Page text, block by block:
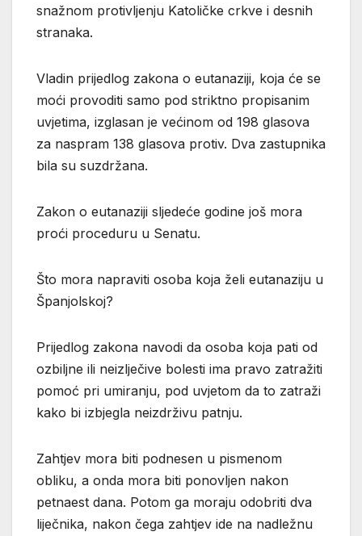
snažnom protivljenju Katoličke crkve i desnih
stranaka.
Vladin prijedlog zakona o eutanaziji, koja će se
moći provoditi samo pod striktno propisanim
uvjetima, izglasan je većinom od 198 glasova
za naspram 138 glasova protiv. Dva zastupnika
bila su suzdržana.
Zakon o eutanaziji sljedeće godine još mora
proći proceduru u Senatu.
Što mora napraviti osoba koja želi eutanaziju u
Španjolskoj?
Prijedlog zakona navodi da osoba koja pati od
ozbiljne ili neizlječive bolesti ima pravo zatražiti
pomoć pri umiranju, pod uvjetom da to zatraži
kako bi izbjegla neizdrživu patnju.
Zahtjev mora biti podnesen u pismenom
obliku, a onda mora biti ponovljen nakon
petnaest dana. Potom ga moraju odobriti dva
liječnika, nakon čega zahtjev ide na nadležnu